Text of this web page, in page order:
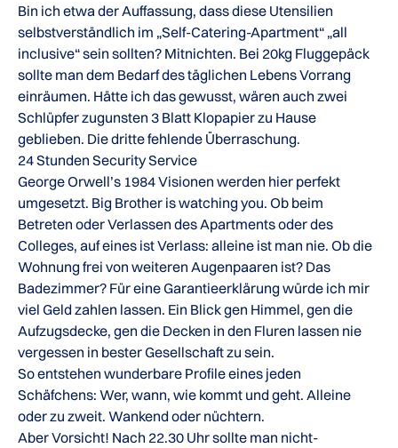
Bin ich etwa der Auffassung, dass diese Utensilien
selbstverständlich im „Self-Catering-Apartment“ „all
inclusive“ sein sollten? Mitnichten. Bei 20kg Fluggepäck
sollte man dem Bedarf des täglichen Lebens Vorrang
einräumen. Hätte ich das gewusst, wären auch zwei
Schlüpfer zugunsten 3 Blatt Klopapier zu Hause
geblieben. Die dritte fehlende Überraschung.
24 Stunden Security Service
George Orwell’s 1984 Visionen werden hier perfekt
umgesetzt. Big Brother is watching you. Ob beim
Betreten oder Verlassen des Apartments oder des
Colleges, auf eines ist Verlass: alleine ist man nie. Ob die
Wohnung frei von weiteren Augenpaaren ist? Das
Badezimmer? Für eine Garantieerklärung würde ich mir
viel Geld zahlen lassen. Ein Blick gen Himmel, gen die
Aufzugsdecke, gen die Decken in den Fluren lassen nie
vergessen in bester Gesellschaft zu sein.
So entstehen wunderbare Profile eines jeden
Schäfchens: Wer, wann, wie kommt und geht. Alleine
oder zu zweit. Wankend oder nüchtern.
Aber Vorsicht! Nach 22.30 Uhr sollte man nicht-